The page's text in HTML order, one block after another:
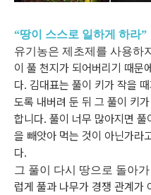
“땅이 스스로 일하게 하라”
유기농은 제초제를 사용하
이 풀 천지가 되어버리기 때문
다. 김대표는 풀이 키가 작을
도록 내버려 둔 뒤 그 풀이 키
합니다. 풀이 너무 많아지면 풀
을 빼앗아 먹는 것이 아닌가라
다.
그 풀이 다시 땅으로 돌아
럽게 풀과 나무가 경쟁 관계가